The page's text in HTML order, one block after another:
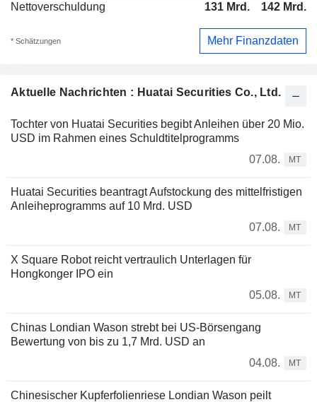
Aktuelle Nachrichten : Huatai Securities Co., Ltd.
Tochter von Huatai Securities begibt Anleihen über 20 Mio.
USD im Rahmen eines Schuldtitelprogramms
07.08.
MT
Huatai Securities beantragt Aufstockung des mittelfristigen
Anleiheprogramms auf 10 Mrd. USD
07.08.
MT
X Square Robot reicht vertraulich Unterlagen für
Hongkonger IPO ein
05.08.
MT
Chinas Londian Wason strebt bei US-Börsengang
Bewertung von bis zu 1,7 Mrd. USD an
04.08.
MT
Chinesischer Kupferfolienriese Londian Wason peilt
Nettoverschuldung
131 Mrd. 142 Mrd.
* Schätzungen Mehr Finanzdaten